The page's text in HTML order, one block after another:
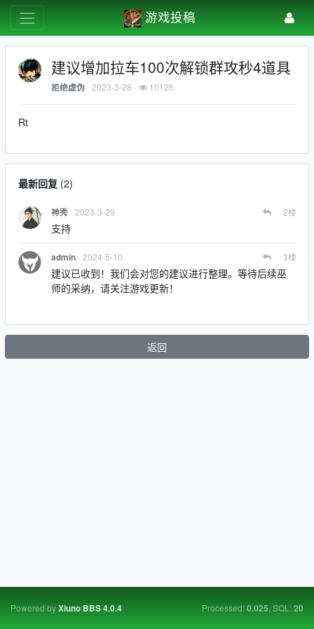
游戏投稿
建议增加拉车100次解锁群攻秒4道具
拒绝虚伪 2023-3-28 10126
Rt
最新回复(2)
神秀 2023-3-29 2楼
支持
admin 2024-5-10 3楼
建议已收到！我们会对您的建议进行整理。等待后续巫
师的采纳，请关注游戏更新！
返回
Powered byXiuno BBS4.0.4 Processed:0.025, SQL:20